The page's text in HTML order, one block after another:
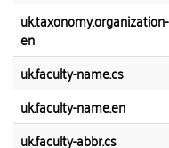
uk.taxonomy.organization-
en
uk.faculty-name.cs
uk.faculty-name.en
uk.faculty-abbr.cs